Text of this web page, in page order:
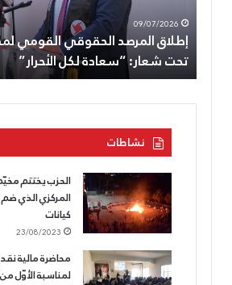
سعاده،
وللقسم
الذي
لا
08/07/2026
الثامن من تموز: تجديد الوفاء
وللقسم الذي لا يسقط.
نشاطات
الحزب يختتم
المركزي الذي
كيانات
23/08/2023
محاضرة مالية
لمناسبة الأوّل من